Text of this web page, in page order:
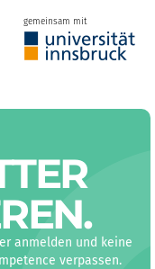
gemeinsam mit
.
anmelden und keine
verpassen.